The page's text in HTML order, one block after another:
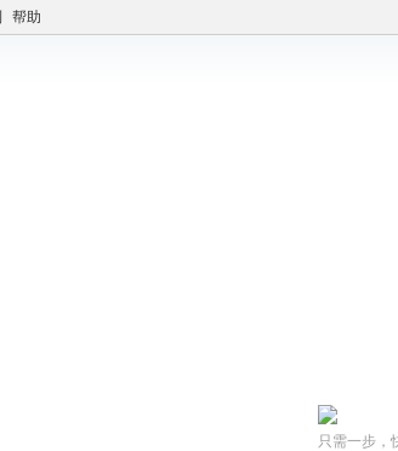
帮助
只需一步，